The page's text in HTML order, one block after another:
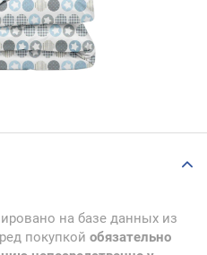
на базе данных из
покупкой обязательно